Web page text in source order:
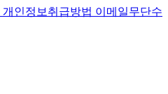
개인정보취급방법 이메일무단수